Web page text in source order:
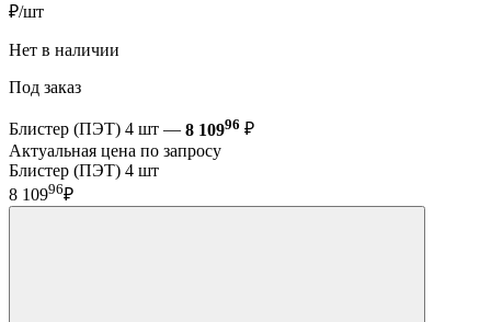
₽/шт
Нет в наличии
Под заказ
Блистер (ПЭТ) 4 шт — 8 10996 ₽
Актуальная цена по запросу
Блистер (ПЭТ) 4 шт
8 10996₽